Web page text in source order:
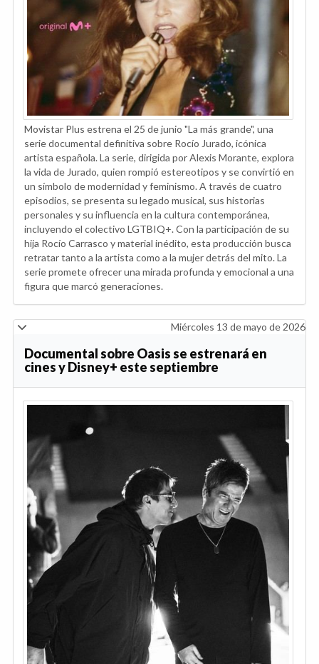
Movistar Plus estrena el 25 de junio "La más grande", una
serie documental definitiva sobre Rocío Jurado, icónica
artista española. La serie, dirigida por Alexis Morante, explora
la vida de Jurado, quien rompió estereotipos y se convirtió en
un símbolo de modernidad y feminismo. A través de cuatro
episodios, se presenta su legado musical, sus historias
personales y su influencia en la cultura contemporánea,
incluyendo el colectivo LGTBIQ+. Con la participación de su
hija Rocío Carrasco y material inédito, esta producción busca
retratar tanto a la artista como a la mujer detrás del mito. La
serie promete ofrecer una mirada profunda y emocional a una
figura que marcó generaciones.
Miércoles 13 de mayo de 2026
Documental sobre Oasis se estrenará en
cines y Disney+ este septiembre